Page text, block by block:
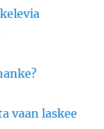
vaan laskee